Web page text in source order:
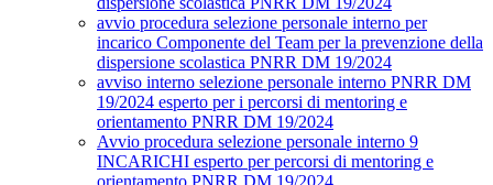
avvio procedura selezione personale interno per
incarico Componente del Team per la prevenzione della
dispersione scolastica PNRR DM 19/2024
avviso interno selezione personale interno PNRR DM
19/2024 esperto per i percorsi di mentoring e
orientamento PNRR DM 19/2024
Avvio procedura selezione personale interno 9
INCARICHI esperto per percorsi di mentoring e